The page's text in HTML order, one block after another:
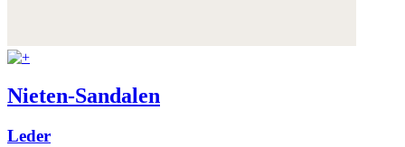
Nieten-Sandalen
Leder